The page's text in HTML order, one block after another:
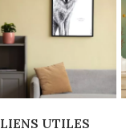
LIENS UTILES